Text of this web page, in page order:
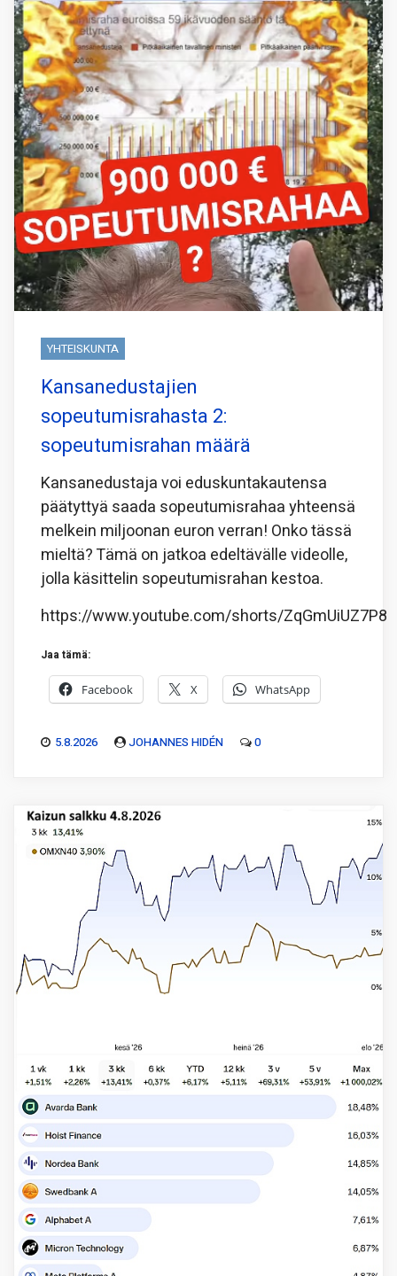
YHTEISKUNTA
Kansanedustajien
sopeutumisrahasta 2:
sopeutumisrahan määrä
Kansanedustaja voi eduskuntakautensa
päätyttyä saada sopeutumisrahaa yhteensä
melkein miljoonan euron verran! Onko tässä
mieltä? Tämä on jatkoa edeltävälle videolle,
jolla käsittelin sopeutumisrahan kestoa.
https://www.youtube.com/shorts/ZqGmUiUZ7P8
Jaa tämä:
Facebook X WhatsApp
5.8.2026 JOHANNES HIDÉN 0